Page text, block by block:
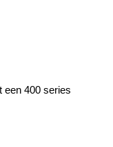
een 400 series